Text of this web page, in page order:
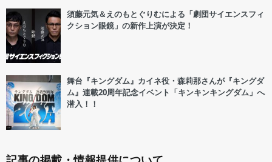
須藤元気＆えのもとぐりむによる「劇団サイエンスフィ
クション眼鏡」の新作上演が決定！
舞台『キングダム』カイネ役・森莉那さんが『キングダ
ム』連載20周年記念イベント「キンキンキングダム」へ
潜入！！